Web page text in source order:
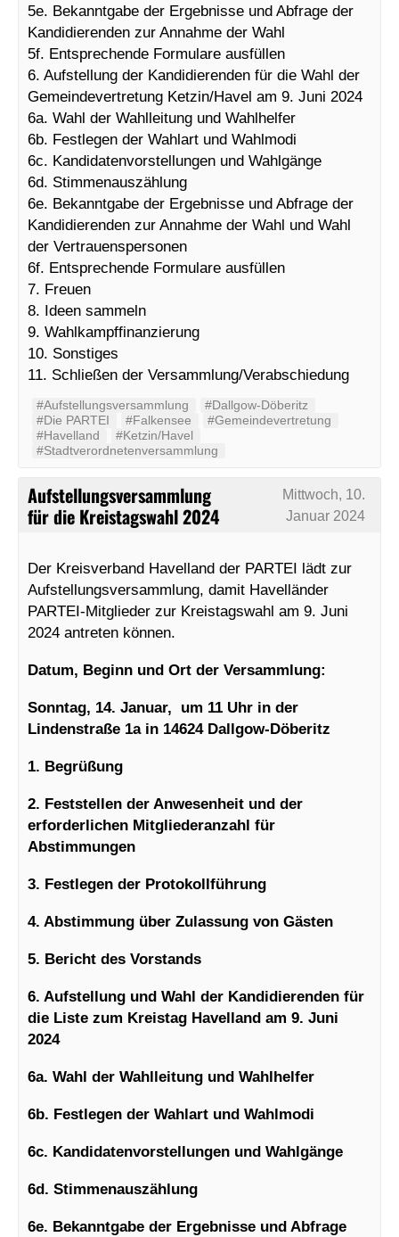
5e. Bekanntgabe der Ergebnisse und Abfrage der
Kandidierenden zur Annahme der Wahl
5f. Entsprechende Formulare ausfüllen
6. Aufstellung der Kandidierenden für die Wahl der
Gemeindevertretung Ketzin/Havel am 9. Juni 2024
6a. Wahl der Wahlleitung und Wahlhelfer
6b. Festlegen der Wahlart und Wahlmodi
6c. Kandidatenvorstellungen und Wahlgänge
6d. Stimmenauszählung
6e. Bekanntgabe der Ergebnisse und Abfrage der
Kandidierenden zur Annahme der Wahl und Wahl
der Vertrauenspersonen
6f. Entsprechende Formulare ausfüllen
7. Freuen
8. Ideen sammeln
9. Wahlkampffinanzierung
10. Sonstiges
11. Schließen der Versammlung/Verabschiedung
#Aufstellungsversammlung
#Dallgow-Döberitz
#Die PARTEI
#Falkensee
#Gemeindevertretung
#Havelland
#Ketzin/Havel
#Stadtverordnetenversammlung
Aufstellungsversammlung
für die Kreistagswahl 2024
Mittwoch, 10.
Januar 2024
Der Kreisverband Havelland der PARTEI lädt zur
Aufstellungsversammlung, damit Havelländer
PARTEI-Mitglieder zur Kreistagswahl am 9. Juni
2024 antreten können.
Datum, Beginn und Ort der Versammlung:
Sonntag, 14. Januar, um 11 Uhr in der
Lindenstraße 1a in 14624 Dallgow-Döberitz
1. Begrüßung
2. Feststellen der Anwesenheit und der
erforderlichen Mitgliederanzahl für
Abstimmungen
3. Festlegen der Protokollführung
4. Abstimmung über Zulassung von Gästen
5. Bericht des Vorstands
6. Aufstellung und Wahl der Kandidierenden für
die Liste zum Kreistag Havelland am 9. Juni
2024
6a. Wahl der Wahlleitung und Wahlhelfer
6b. Festlegen der Wahlart und Wahlmodi
6c. Kandidatenvorstellungen und Wahlgänge
6d. Stimmenauszählung
6e. Bekanntgabe der Ergebnisse und Abfrage